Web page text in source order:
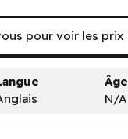
pour voir les prix
Âge
N/A